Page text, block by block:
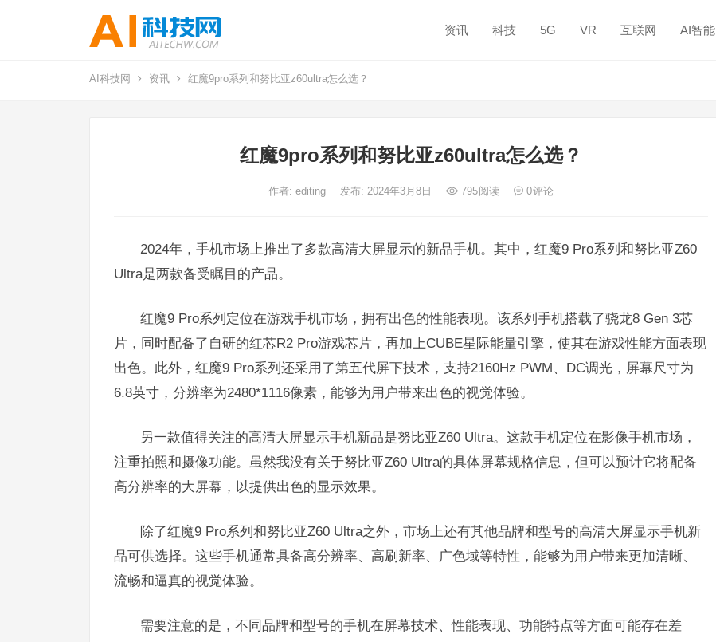
资讯 科技 5G VR 互联网 AI智能
AI科技网 资讯 红魔9pro系列和努比亚z60ultra怎么选？
红魔9pro系列和努比亚z60ultra怎么选？
作者: editing 发布: 2024年3月8日 795阅读 0评论
2024年，手机市场上推出了多款高清大屏显示的新品手机。其中，红魔9 Pro系列和努比亚Z60
Ultra是两款备受瞩目的产品。
红魔9 Pro系列定位在游戏手机市场，拥有出色的性能表现。该系列手机搭载了骁龙8 Gen 3芯
片，同时配备了自研的红芯R2 Pro游戏芯片，再加上CUBE星际能量引擎，使其在游戏性能方面表现
出色。此外，红魔9 Pro系列还采用了第五代屏下技术，支持2160Hz PWM、DC调光，屏幕尺寸为
6.8英寸，分辨率为2480*1116像素，能够为用户带来出色的视觉体验。
另一款值得关注的高清大屏显示手机新品是努比亚Z60 Ultra。这款手机定位在影像手机市场，
注重拍照和摄像功能。虽然我没有关于努比亚Z60 Ultra的具体屏幕规格信息，但可以预计它将配备
高分辨率的大屏幕，以提供出色的显示效果。
除了红魔9 Pro系列和努比亚Z60 Ultra之外，市场上还有其他品牌和型号的高清大屏显示手机新
品可供选择。这些手机通常具备高分辨率、高刷新率、广色域等特性，能够为用户带来更加清晰、
流畅和逼真的视觉体验。
需要注意的是，不同品牌和型号的手机在屏幕技术、性能表现、功能特点等方面可能存在差